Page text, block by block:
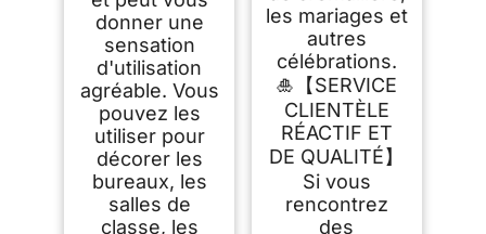
donner une
sensation
d'utilisation
agréable. Vous
pouvez les
utiliser pour
décorer les
bureaux, les
salles de
classe, les
les mariages et
autres
célébrations.
🎍【SERVICE
CLIENTÈLE
RÉACTIF ET
DE QUALITÉ】
Si vous
rencontrez
des